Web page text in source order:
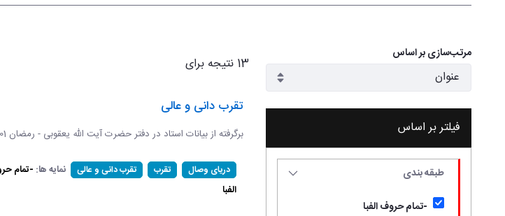
مرتب‌سازی بر اساس
فیلتر بر اساس
طبقه بندی
-تمام حروف الفبا
13 نتیجه برای
تقرب دانی و عالی
برگرفته از بیانات استاد در دفتر حضرت آیت الله یعقوبی - رمضان 1401
دریای وصال تقرب تقرب دانی و عالی نمایه ها: -تمام
الفبا